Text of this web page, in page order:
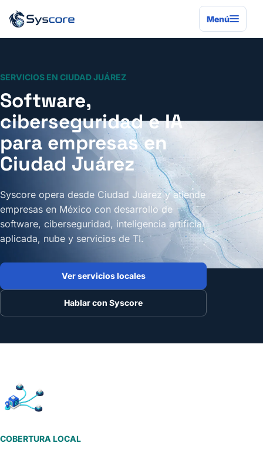
Menú
SERVICIOS EN CIUDAD JUÁREZ
Software,
ciberseguridad e IA
para empresas en
Ciudad Juárez
Syscore opera desde Ciudad Juárez y atiende
empresas en México con desarrollo de
software, ciberseguridad, inteligencia artificial
aplicada, nube y servicios de TI.
Ver servicios locales
Hablar con Syscore
COBERTURA LOCAL